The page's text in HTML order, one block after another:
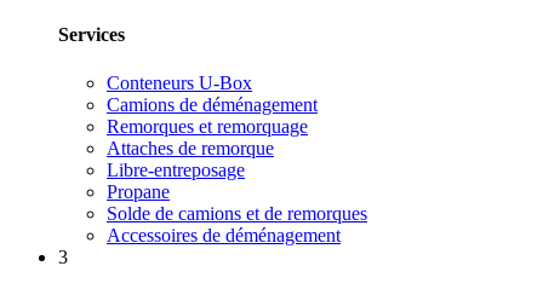
Services
Conteneurs U-Box
Camions de déménagement
Remorques et remorquage
Attaches de remorque
Libre-entreposage
Propane
Solde de camions et de remorques
Accessoires de déménagement
3